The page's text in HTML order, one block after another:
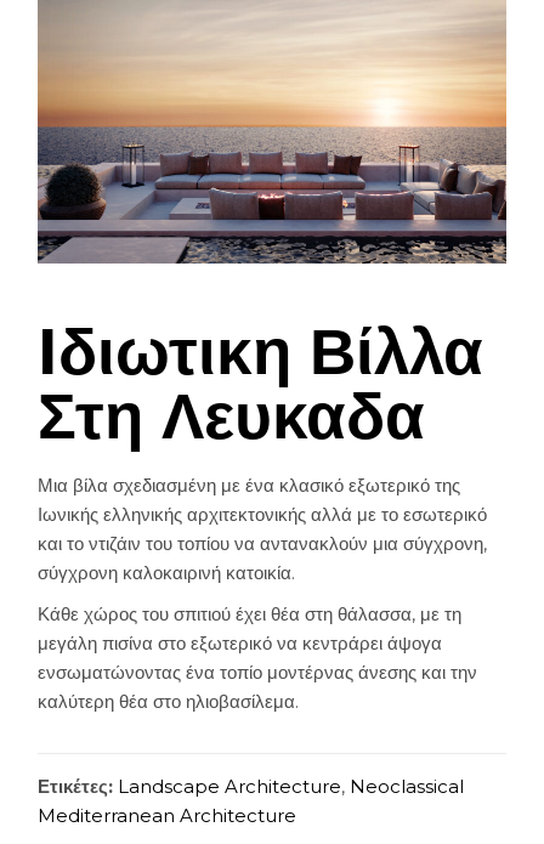
Iδιωτικη Βίλλα
Στη Λευκαδα
Μια βίλα σχεδιασμένη με ένα κλασικό εξωτερικό της
Ιωνικής ελληνικής αρχιτεκτονικής αλλά με το εσωτερικό
και το ντιζάιν του τοπίου να αντανακλούν μια σύγχρονη,
σύγχρονη καλοκαιρινή κατοικία.
Κάθε χώρος του σπιτιού έχει θέα στη θάλασσα, με τη
μεγάλη πισίνα στο εξωτερικό να κεντράρει άψογα
ενσωματώνοντας ένα τοπίο μοντέρνας άνεσης και την
καλύτερη θέα στο ηλιοβασίλεμα.
Ετικέτες: Landscape Architecture, Neoclassical
Mediterranean Architecture